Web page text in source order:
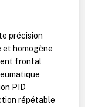
précision
homogène
frontal
PID
répétable